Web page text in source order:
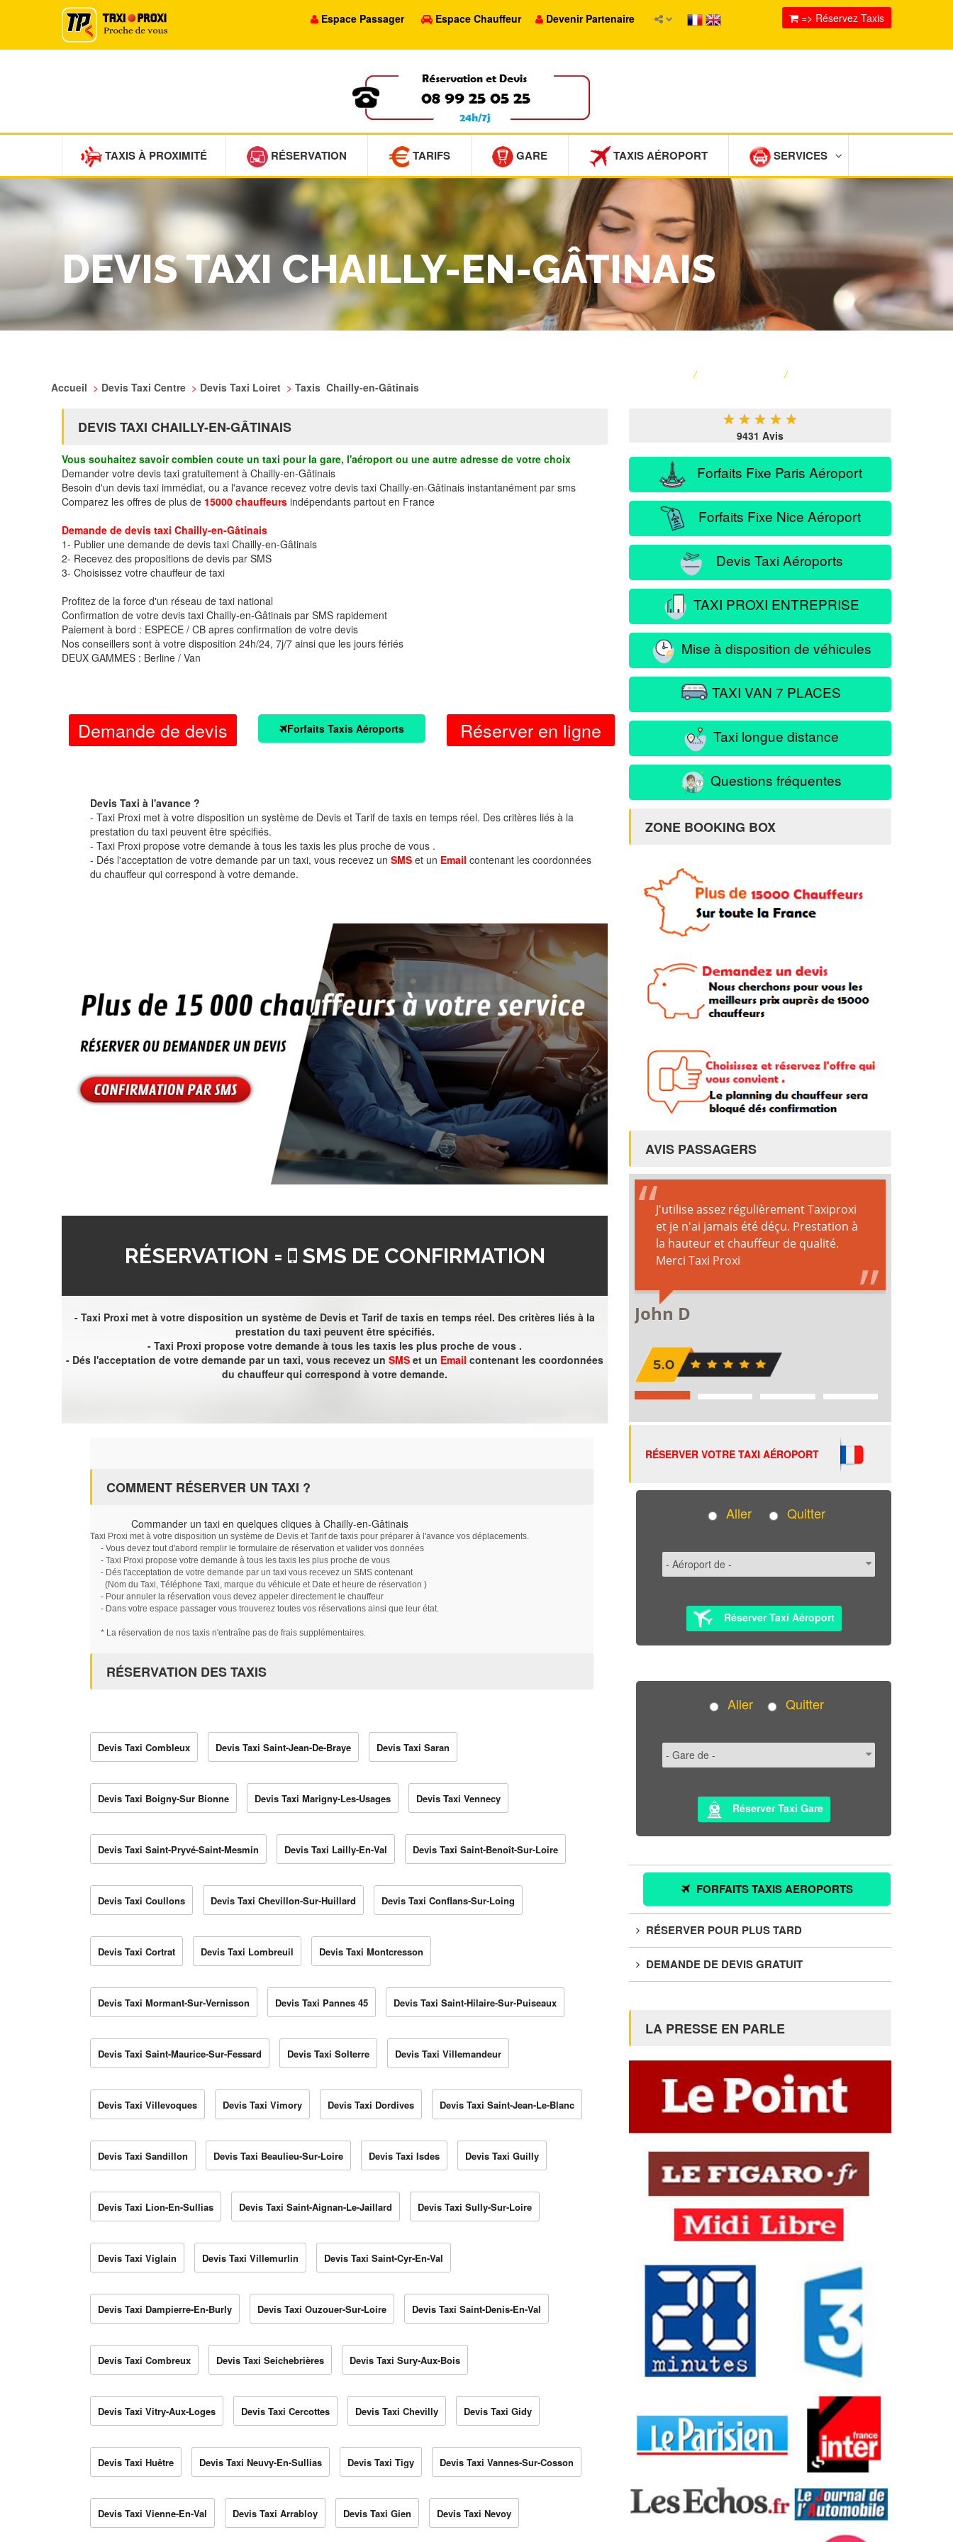
Espace Passager Espace Chauffeur Devenir Partenaire => Réservez Taxis
TAXIS À PROXIMITÉ RÉSERVATION TARIFS GARE TAXIS AÉROPORT SERVICES
DEVIS TAXI CHAILLY-EN-GÂTINAIS
/ /
Accueil > Devis Taxi Centre > Devis Taxi Loiret > Taxis Chailly-en-Gâtinais
DEVIS TAXI CHAILLY-EN-GÂTINAIS
Vous souhaitez savoir combien coute un taxi pour la gare, l'aéroport ou une autre adresse de votre choix
Demander votre devis taxi gratuitement à Chailly-en-Gâtinais
Besoin d'un devis taxi immédiat, ou a l'avance recevez votre devis taxi Chailly-en-Gâtinais instantanément par sms
Comparez les offres de plus de 15000 chauffeurs indépendants partout en France
Demande de devis taxi Chailly-en-Gâtinais
1- Publier une demande de devis taxi Chailly-en-Gâtinais
2- Recevez des propositions de devis par SMS
3- Choisissez votre chauffeur de taxi
Profitez de la force d'un réseau de taxi national
Confirmation de votre devis taxi Chailly-en-Gâtinais par SMS rapidement
Paiement à bord : ESPECE / CB apres confirmation de votre devis
Nos conseillers sont à votre disposition 24h/24, 7j/7 ainsi que les jours fériés
DEUX GAMMES : Berline / Van
Demande de devis Forfaits Taxis Aéroports Réserver en ligne
Devis Taxi à l'avance ?
- Taxi Proxi met à votre disposition un système de Devis et Tarif de taxis en temps réel. Des critères liés à la
prestation du taxi peuvent être spécifiés.
- Taxi Proxi propose votre demande à tous les taxis les plus proche de vous .
- Dés l'acceptation de votre demande par un taxi, vous recevez un SMS et un Email contenant les coordonnées
du chauffeur qui correspond à votre demande.
RÉSERVATION = SMS DE CONFIRMATION
- Taxi Proxi met à votre disposition un système de Devis et Tarif de taxis en temps réel. Des critères liés à la
prestation du taxi peuvent être spécifiés.
- Taxi Proxi propose votre demande à tous les taxis les plus proche de vous .
- Dés l'acceptation de votre demande par un taxi, vous recevez un SMS et un Email contenant les coordonnées
du chauffeur qui correspond à votre demande.
COMMENT RÉSERVER UN TAXI ?
Commander un taxi en quelques cliques à Chailly-en-Gâtinais
Taxi Proxi met à votre disposition un système de Devis et Tarif de taxis pour préparer à l'avance vos déplacements.
- Vous devez tout d'abord remplir le formulaire de réservation et valider vos données
- Taxi Proxi propose votre demande à tous les taxis les plus proche de vous
- Dés l'acceptation de votre demande par un taxi vous recevez un SMS contenant
(Nom du Taxi, Téléphone Taxi, marque du véhicule et Date et heure de réservation )
- Pour annuler la réservation vous devez appeler directement le chauffeur
- Dans votre espace passager vous trouverez toutes vos réservations ainsi que leur état.
* La réservation de nos taxis n'entraîne pas de frais supplémentaires.
RÉSERVATION DES TAXIS
Devis Taxi Combleux Devis Taxi Saint-Jean-De-Braye Devis Taxi Saran
Devis Taxi Boigny-Sur Bionne Devis Taxi Marigny-Les-Usages Devis Taxi Vennecy
Devis Taxi Saint-Pryvé-Saint-Mesmin Devis Taxi Lailly-En-Val Devis Taxi Saint-Benoît-Sur-Loire
Devis Taxi Coullons Devis Taxi Chevillon-Sur-Huillard Devis Taxi Conflans-Sur-Loing
Devis Taxi Cortrat Devis Taxi Lombreuil Devis Taxi Montcresson
Devis Taxi Mormant-Sur-Vernisson Devis Taxi Pannes 45 Devis Taxi Saint-Hilaire-Sur-Puiseaux
Devis Taxi Saint-Maurice-Sur-Fessard Devis Taxi Solterre Devis Taxi Villemandeur
Devis Taxi Villevoques Devis Taxi Vimory Devis Taxi Dordives Devis Taxi Saint-Jean-Le-Blanc
Devis Taxi Sandillon Devis Taxi Beaulieu-Sur-Loire Devis Taxi Isdes Devis Taxi Guilly
Devis Taxi Lion-En-Sullias Devis Taxi Saint-Aignan-Le-Jaillard Devis Taxi Sully-Sur-Loire
Devis Taxi Viglain Devis Taxi Villemurlin Devis Taxi Saint-Cyr-En-Val
Devis Taxi Dampierre-En-Burly Devis Taxi Ouzouer-Sur-Loire Devis Taxi Saint-Denis-En-Val
Devis Taxi Combreux Devis Taxi Seichebrières Devis Taxi Sury-Aux-Bois
Devis Taxi Vitry-Aux-Loges Devis Taxi Cercottes Devis Taxi Chevilly Devis Taxi Gidy
Devis Taxi Huêtre Devis Taxi Neuvy-En-Sullias Devis Taxi Tigy Devis Taxi Vannes-Sur-Cosson
Devis Taxi Vienne-En-Val Devis Taxi Arrabloy Devis Taxi Gien Devis Taxi Nevoy
★ ★ ★ ★ ★
9431 Avis
Forfaits Fixe Paris Aéroport
Forfaits Fixe Nice Aéroport
Devis Taxi Aéroports
TAXI PROXI ENTREPRISE
Mise à disposition de véhicules
TAXI VAN 7 PLACES
Taxi longue distance
Questions fréquentes
ZONE BOOKING BOX
AVIS PASSAGERS
RÉSERVER VOTRE TAXI AÉROPORT
Aller Quitter
Réserver Taxi Aéroport
Aller Quitter
Réserver Taxi Gare
FORFAITS TAXIS AEROPORTS
RÉSERVER POUR PLUS TARD
DEMANDE DE DEVIS GRATUIT
LA PRESSE EN PARLE